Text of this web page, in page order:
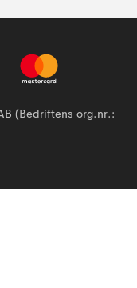
(Bedriftens org.nr.: